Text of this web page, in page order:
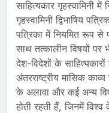
साहित्यकार गृहस्वामिनी
गृहस्वामिनी द्विभाषिय
पत्रिका में नियमित रूप से
साथ तत्कालीन विषयों पर
देश-विदेशों के
अंतरराष्ट्रीय मासिक काव्य
के अलावा और कई अन्य
होती रहती हैं, जिनमें विश्व